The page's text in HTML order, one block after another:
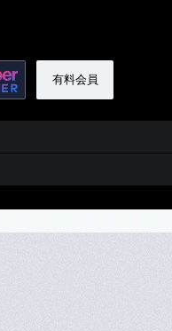
有料会員